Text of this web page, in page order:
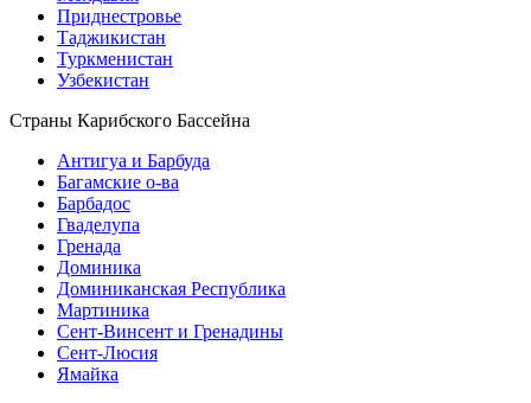
Приднестровье
Таджикистан
Туркменистан
Узбекистан
Страны Карибского Бассейна
Антигуа и Барбуда
Багамские о-ва
Барбадос
Гваделупа
Гренада
Доминика
Доминиканская Республика
Мартиника
Сент-Винсент и Гренадины
Сент-Люсия
Ямайка